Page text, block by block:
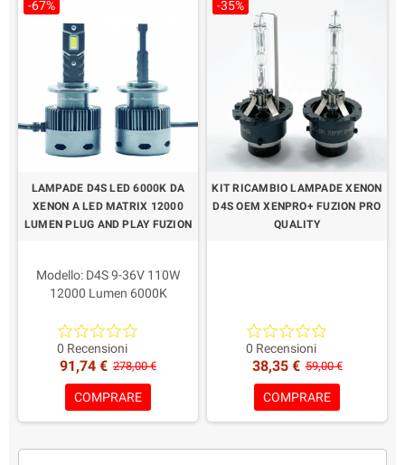
Vantaggi: Più luce in tutte le
condizioni stradali/climatiche
Confezione: 2 Lampade
Garanzia: 3 Anni Italiana
Durata fino a 15 Anni
-67%
LAMPADE D4S LED 6000K DA
XENON A LED MATRIX 12000
LUMEN PLUG AND PLAY FUZION
Modello: D4S 9-36V 110W
12000 Lumen 6000K
Potenza per lampada: 55W
6000 Lumen Reali
Caratteristica principale: Led
con la massima Profondità
Compatibilità: Fari Lenticolari e
parabola
0 Recensioni
91,74 € 278,00 €
COMPRARE
-35%
KIT RICAMBIO LAMPADE XENON
D4S OEM XENPRO+ FUZION PRO
QUALITY
2 Lampade HID Xenon 12V
35/55W Professionali.
Lampade potenziate e
ottimizate
Garanzia: 2 Anni
Colorazione a Scelta!
0 Recensioni
38,35 € 59,00 €
COMPRARE